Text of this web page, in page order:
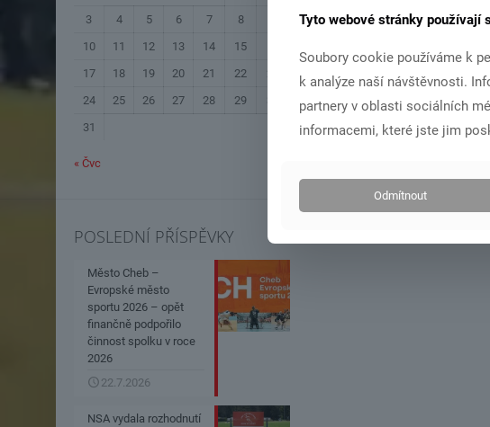
Číst více
3
4 5 6 7 8
10
11 12 13 14 15
17
18 19 20 21 22
24
25 26 27 28 29
31
« Čvc
POSLEDNÍ PŘÍSPĚVKY
Město Cheb –
Evropské město
sportu 2026 – opět
finančně podpořilo
činnost spolku v roce
2026
22.7.2026
NSA vydala rozhodnutí
Tyto webové stránky používají
Soubory cookie používáme k
k analýze naší návštěvnosti.
partnery v oblasti sociálních
informacemi, které jste jim
Odmítnout